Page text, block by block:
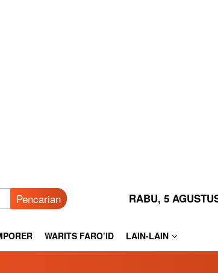
Pencarian RABU, 5
WARITS FARO’ID LAIN-LAIN